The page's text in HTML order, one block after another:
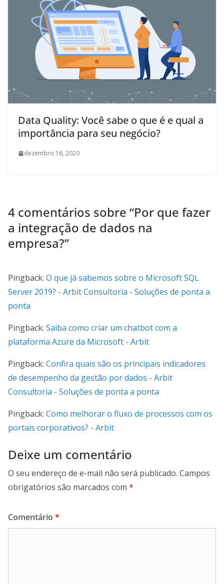
Data Quality: Você sabe o que é e qual a
importância para seu negócio?
dezembro 16, 2020
4 comentários sobre “Por que fazer
a integração de dados na
empresa?”
Pingback: O que já sabemos sobre o Microsoft SQL
Server 2019? - Arbit Consultoria - Soluções de ponta a
ponta
Pingback: Saiba como criar um chatbot com a
plataforma Azure da Microsoft - Arbit
Pingback: Confira quais são os principais indicadores
de desempenho da gestão por dados - Arbit
Consultoria - Soluções de ponta a ponta
Pingback: Como melhorar o fluxo de processos com os
portais corporativos? - Arbit
Deixe um comentário
O seu endereço de e-mail não será publicado. Campos
obrigatórios são marcados com *
Comentário *